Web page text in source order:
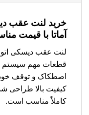
آماتا با قیمت
قطعات مهم سیستم
اصطکاک و توقف
کاملاً مناسب است.